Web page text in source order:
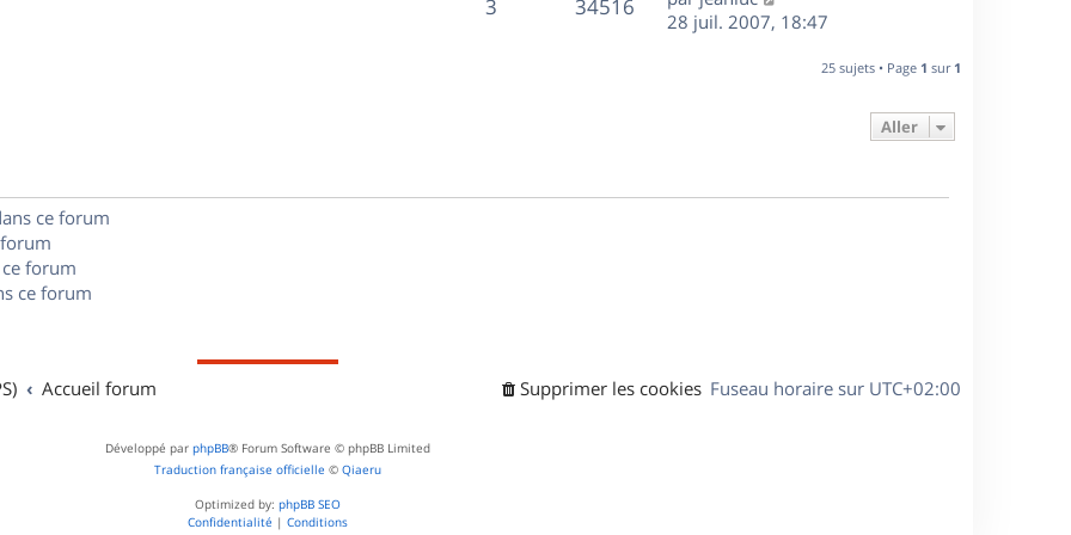
g
e
s
s
m
p
e
e
i
3 34516
e
28 juil. 2007, 18:47
25 sujets • Page 1 sur 1
Aller
ce forum
forum
ce forum
Accueil forum Fuseau horaire sur UTC+02:00
Supprimer les cookies
Développé par phpBB® Forum Software © phpBB Limited
Traduction française officielle © Qiaeru
Optimized by: phpBB SEO
Confidentialité | Conditions